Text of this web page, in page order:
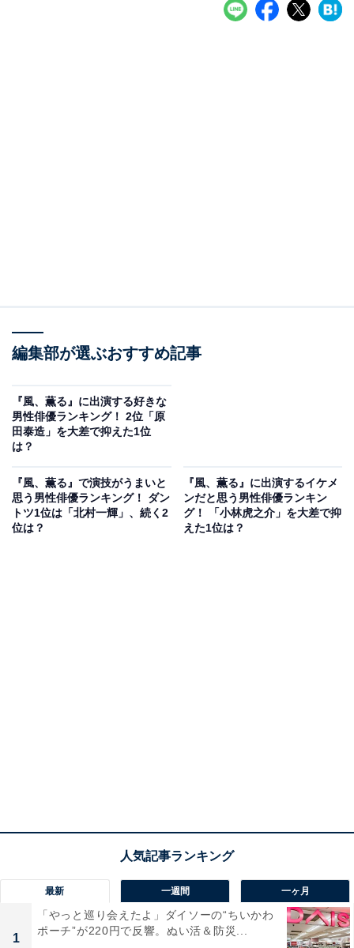
編集部が選ぶおすすめ記事
『風、薫る』に出演する好きな
男性俳優ランキング！ 2位「原
田泰造」を大差で抑えた1位
は？
『風、薫る』で演技がうまいと
思う男性俳優ランキング！ ダン
トツ1位は「北村一輝」、続く2
位は？
『風、薫る』に出演するイケメ
ンだと思う男性俳優ランキン
グ！ 「小林虎之介」を大差で抑
えた1位は？
最新 一週間 一ヶ月
1
「やっと巡り会えたよ」ダイソーの“ちいかわ
ポーチ”が220円で反響。ぬい活＆防災...